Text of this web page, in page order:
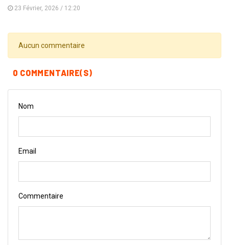
23 Février, 2026 / 12:20
Aucun commentaire
0 COMMENTAIRE(S)
Nom
Email
Commentaire